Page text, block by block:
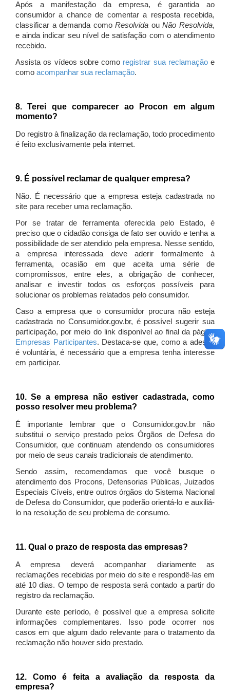
Após a manifestação da empresa, é garantida ao
consumidor a chance de comentar a resposta recebida,
classificar a demanda comoResolvida ouNão Resolvida,
e ainda indicar seu nível de satisfação com o atendimento
recebido.
Assista os vídeos sobre como registrar sua reclamaçãoe
como acompanhar sua reclamação.
8. Terei que comparecer ao Procon em algum
momento?
Do registro à finalização da reclamação, todo procedimento
é feito exclusivamente pela internet.
9. É possível reclamar de qualquer empresa?
Não. É necessário que a empresa esteja cadastrada no
site para receber uma reclamação.
Por se tratar de ferramenta oferecida pelo Estado, é
preciso que o cidadão consiga de fato ser ouvido e tenha a
possibilidade de ser atendido pela empresa. Nesse sentido,
a empresa interessada deve aderir formalmente à
ferramenta, ocasião em que aceita uma série de
compromissos, entre eles, a obrigação de conhecer,
analisar e investir todos os esforços possíveis para
solucionar os problemas relatados pelo consumidor.
Caso a empresa que o consumidor procura não esteja
cadastrada no Consumidor.gov.br, é possível sugerir sua
participação, por meio do link disponível ao final da página
Empresas Participantes. Destaca-se que, como a adesão
é voluntária, é necessário que a empresa tenha interesse
em participar.
10. Se a empresa não estiver cadastrada, como
posso resolver meu problema?
É importante lembrar que o Consumidor.gov.br não
substitui o serviço prestado pelos Órgãos de Defesa do
Consumidor, que continuam atendendo os consumidores
por meio de seus canais tradicionais de atendimento.
Sendo assim, recomendamos que você busque o
atendimento dos Procons, Defensorias Públicas, Juizados
Especiais Cíveis, entre outros órgãos do Sistema Nacional
de Defesa do Consumidor, que poderão orientá-lo e auxiliá-
lo na resolução de seu problema de consumo.
11. Qual o prazo de resposta das empresas?
A empresa deverá acompanhar diariamente as
reclamações recebidas por meio do site e respondê-las em
até 10 dias. O tempo de resposta será contado a partir do
registro da reclamação.
Durante este período, é possível que a empresa solicite
informações complementares. Isso pode ocorrer nos
casos em que algum dado relevante para o tratamento da
reclamação não houver sido prestado.
12. Como é feita a avaliação da resposta da
empresa?